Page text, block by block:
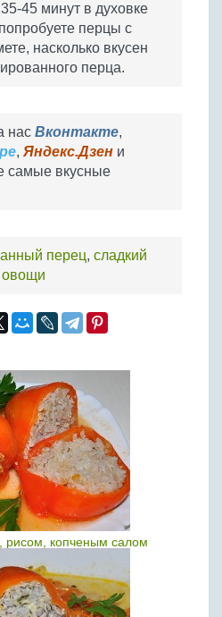
45 минут в духовке
перцы с
насколько вкусен
перца.
нас Вконтакте,
, Яндекс.Дзен и
самые вкусные
перец, сладкий
овощи
копченым салом